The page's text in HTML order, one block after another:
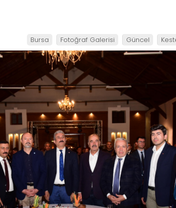
Bursa Fotoğraf Galerisi Güncel